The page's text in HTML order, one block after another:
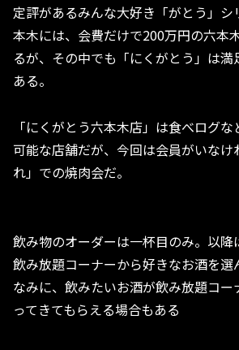
定評があるみんな大好き「がとう」シ
本木には、会費だけで200万円の六本
るが、その中でも「にくがとう」は
ある。
「にくがとう六本木店」は食べログ
可能な店舗だが、今回は会員がいな
れ」での焼肉会だ。
飲み物のオーダーは一杯目のみ。以降
飲み放題コーナーから好きなお酒を選
なみに、飲みたいお酒が飲み放題コ
ってきてもらえる場合もある